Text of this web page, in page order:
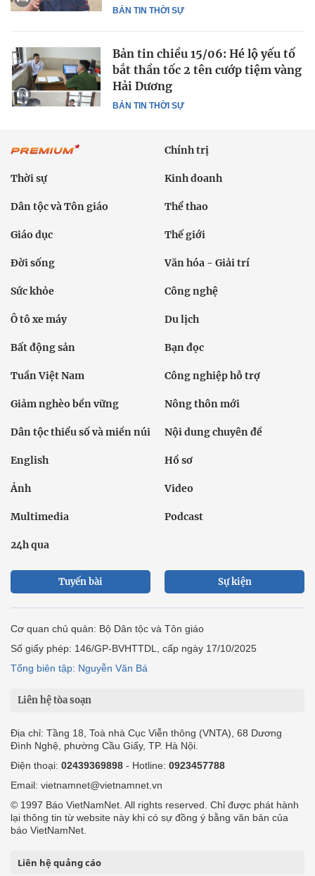
BẢN TIN THỜI SỰ
BẢN TIN THỜI SỰ
Bản tin chiều 15/06: Hé lộ yếu tố
bắt thần tốc 2 tên cướp tiệm vàng
Hải Dương
Chính trị
Thời sự Kinh doanh
Dân tộc và Tôn giáo Thể thao
Giáo dục Thế giới
Đời sống Văn hóa - Giải trí
Sức khỏe Công nghệ
Ô tô xe máy Du lịch
Bất động sản Bạn đọc
Tuần Việt Nam Công nghiệp hỗ trợ
Giảm nghèo bền vững Nông thôn mới
Dân tộc thiểu số và miền núi Nội dung chuyên đề
English Hồ sơ
Ảnh Video
Multimedia Podcast
24h qua
Tuyến bài Sự kiện
Cơ quan chủ quản: Bộ Dân tộc và Tôn giáo
Số giấy phép: 146/GP-BVHTTDL, cấp ngày 17/10/2025
Tổng biên tập: Nguyễn Văn Bá
Liên hệ tòa soạn
Địa chỉ: Tầng 18, Toà nhà Cục Viễn thông (VNTA), 68 Dương
Đình Nghệ, phường Cầu Giấy, TP. Hà Nội.
Điện thoại: 02439369898 - Hotline: 0923457788
Email: vietnamnet@vietnamnet.vn
© 1997 Báo VietNamNet. All rights reserved. Chỉ được phát hành
lại thông tin từ website này khi có sự đồng ý bằng văn bản của
báo VietNamNet.
Liên hệ quảng cáo